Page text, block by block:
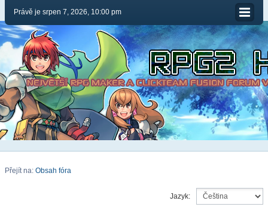
Právě je srpen 7, 2026, 10:00 pm
Přejít na: Obsah fóra
Jazyk: